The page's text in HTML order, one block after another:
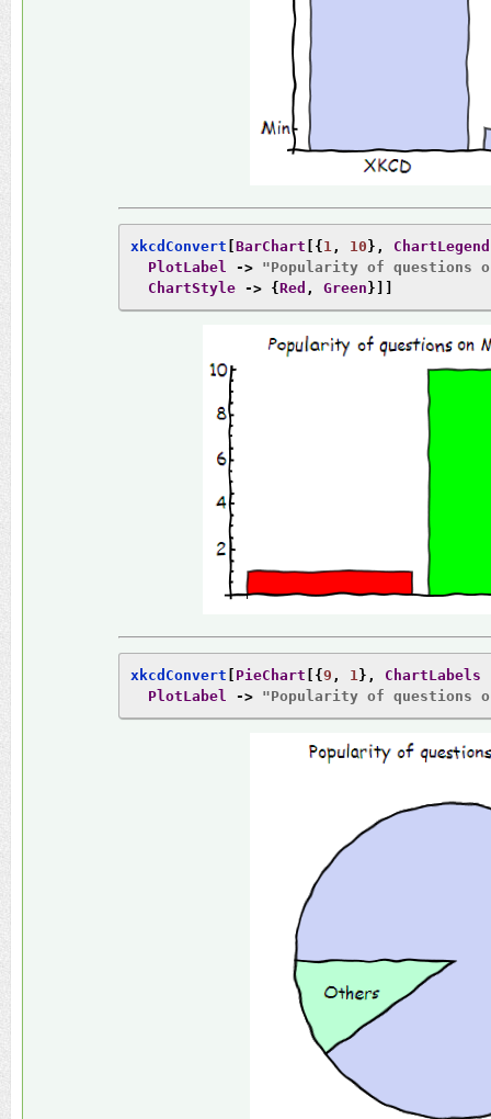
xkcdConvert [BarChart [{1 , 10},
PlotLabel
-> "Popularity of questions on
ChartStyle
-> {Red , Green}]]
xkcdConvert [ PieChart [{9 , 1 }, ChartLabels
PlotLabel
-> "Popularity of questions on